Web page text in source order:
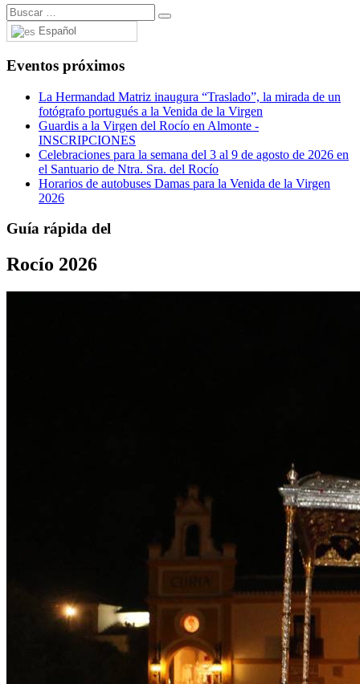
Español
Eventos próximos
La Hermandad Matriz inaugura “Traslado”, la mirada de un
fotógrafo portugués a la Venida de la Virgen
Guardis a la Virgen del Rocío en Almonte -
INSCRIPCIONES
Celebraciones para la semana del 3 al 9 de agosto de 2026 en
el Santuario de Ntra. Sra. del Rocío
Horarios de autobuses Damas para la Venida de la Virgen
2026
Guía rápida del
Rocío 2026